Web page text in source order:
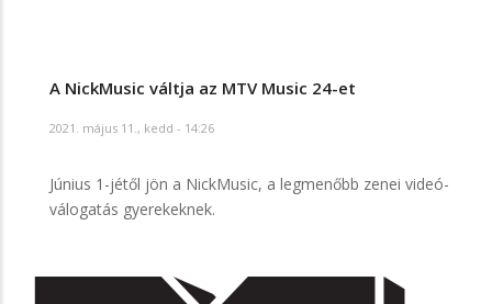
A NickMusic váltja az MTV Music 24-et
2021. május 11., kedd - 14:26
Június 1-jétől jön a NickMusic, a legmenőbb zenei videó-
válogatás gyerekeknek.